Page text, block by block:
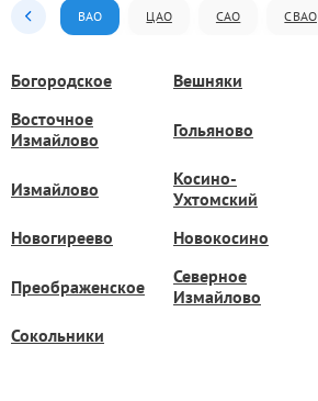
ВАО ЦАО САО СВАО
Богородское Вешняки
Восточное
Измайлово
Гольяново
Измайлово
Косино-
Ухтомский
Новогиреево Новокосино
Преображенское
Северное
Измайлово
Сокольники